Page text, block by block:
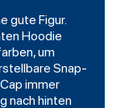
gute Figur.
Hoodie
um
Snap-
immer
nach hinten